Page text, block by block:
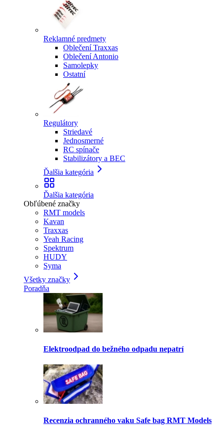
Reklamné predmety
Oblečení Traxxas
Oblečení Antonio
Samolepky
Ostatní
Regulátory
Striedavé
Jednosmerné
RC spínače
Stabilizátory a BEC
Ďalšia kategória
Ďalšia kategória
Obľúbené značky
RMT models
Kavan
Traxxas
Yeah Racing
Spektrum
HUDY
Syma
Všetky značky
Poradňa
Elektroodpad do bežného odpadu nepatrí
Recenzia ochranného vaku Safe bag RMT Models